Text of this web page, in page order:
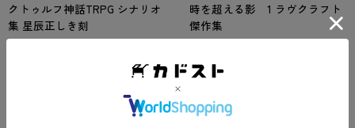
クトゥルフ神話TRPG シナリオ
集 星辰正しき刻
時を超える影 1 ラヴクラフト
傑作集
在庫有り
924